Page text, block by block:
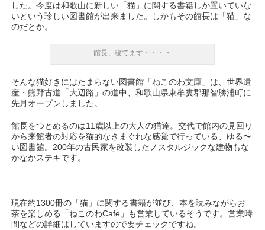
した。今度は和歌山に新しい「猫」に関する書籍しか置いていな
いという珍しい図書館が出来ました。しかもその館長は「猫」な
のだとか。
館長、寝てます・・・・
そんな猫好きにはたまらない図書館「ねこのわ文庫」は、世界遺
産・熊野古道「大辺路」の道中、和歌山県東牟婁郡那智勝浦町に
先月オープンしました。
館長をつとめるのは11歳以上の大人の猫達。交代で館内の見回り
から来館者の対応を猫的なきまぐれな感覚で行っている、ゆる〜
い図書館。200年の古民家を改装したノスタルジックな建物もな
かなかステキです。
現在約1300冊の「猫」に関する書籍が並び、本を読みながらお
茶を楽しめる「ねこのわCafe」も営業しているそうです。営業時
間などの詳細はしていますので要チェックですね。